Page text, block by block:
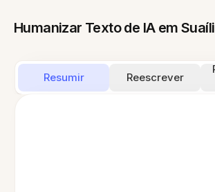
Humanizar Texto de IA em Suaíli
Resumir Reescrever